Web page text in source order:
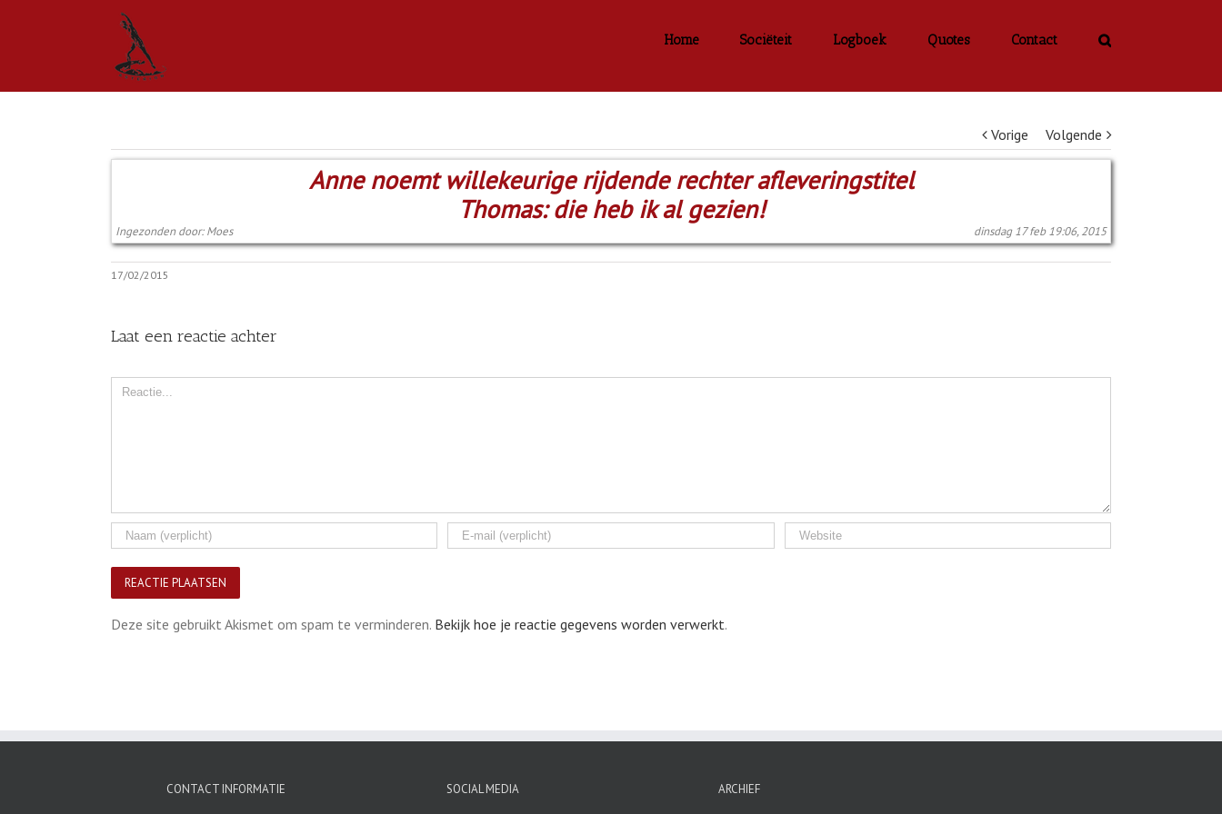
Home Sociëteit Logboek Quotes Contact
Vorige Volgende
Anne noemt willekeurige rijdende rechter afleveringstitel
Thomas: die heb ik al gezien!
Ingezonden door: Moes dinsdag 17 feb 19:06, 2015
17/02/2015
Laat een reactie achter
Comment
Deze site gebruikt Akismet om spam te verminderen. Bekijk hoe je reactie gegevens worden verwerkt.
CONTACT INFORMATIE SOCIAL MEDIA ARCHIEF